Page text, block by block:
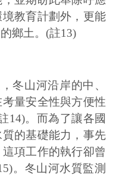
教育計劃外，更能
鄉土。(註13)
冬山河沿岸的中、
量安全性與方便性
14)。而為了讓各國
的基礎能力，事先
項工作的執行卻曾
。冬山河水質監測